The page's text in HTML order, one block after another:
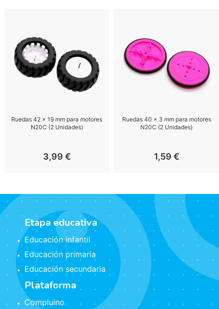
Ruedas 42 x 19 mm para motores
N20C (2 Unidades)
3,99 €
Ruedas 40 x 3 mm para motores
N20C (2 Unidades)
1,59 €
Etapa educativa
Educación infantil
Educación primaria
Educación secundaria
Plataforma
Compluino